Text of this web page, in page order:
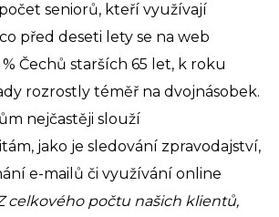
seniorů, kteří využívají
před deseti lety se na web
Čechů starších 65 let, k roku
rozrostly téměř na dvojnásobek.
nejčastěji slouží
jako je sledování zpravodajství,
e-mailů či využívání online
celkového počtu našich klientů,